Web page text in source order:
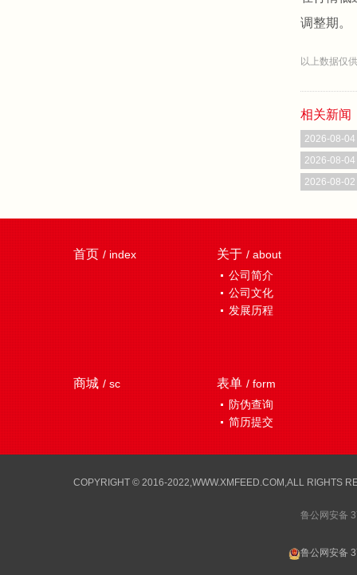
调整期。
以上数据仅
相关新闻
2026-08-04
2026-08-04
2026-08-02
首页 / index 关于 / about
公司简介
公司文化
发展历程
商城 / sc 表单 / form
防伪查询
简历提交
COPYRIGHT © 2016-2022,WWW.XMFEED.COM,ALL RIGHTS
鲁公网安备
鲁公网安备